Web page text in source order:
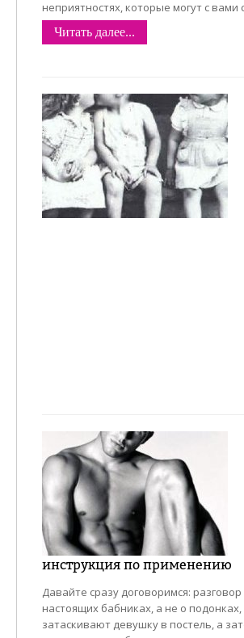
неприятностях, которые могут с вами
Читать далее...
инструкция по применению
Давайте сразу договоримся:
настоящих бабниках, а не о
затаскивают девушку в постель, а